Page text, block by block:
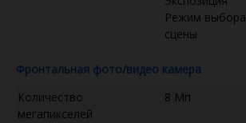
Режим выбора
сцены
Фронтальная фото/видео камера
Количество
мегапикселей
8 Мп